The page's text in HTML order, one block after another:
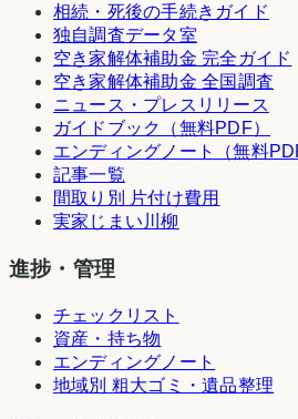
相続・死後の手続きガイド
独自調査データ室
空き家解体補助金 完全ガイド
空き家解体補助金 全国調査
ニュース・プレスリリース
ガイドブック（無料PDF）
エンディングノート（無料
記事一覧
間取り別 片付け費用
実家じまい川柳
進捗・管理
チェックリスト
資産・持ち物
エンディングノート
地域別 粗大ゴミ・遺品整理